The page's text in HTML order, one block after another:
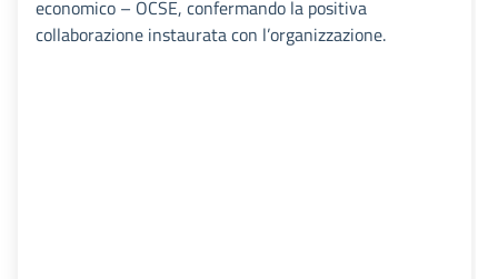
economico – OCSE, confermando la positiva
collaborazione instaurata con l’organizzazione.